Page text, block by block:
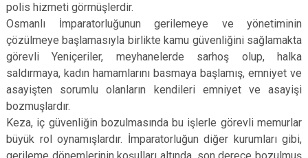
polis hizmeti görmüşlerdir.
Osmanlı İmparatorluğunun gerilemeye ve yönetiminin
çözülmeye başlamasıyla birlikte kamu güvenliğini sağlamakta
görevli Yeniçeriler, meyhanelerde sarhoş olup, halka
saldırmaya, kadın hamamlarını basmaya başlamış, emniyet ve
asayişten sorumlu olanların kendileri emniyet ve asayişi
bozmuşlardır.
Keza, iç güvenliğin bozulmasında bu işlerle görevli memurlar
büyük rol oynamışlardır. İmparatorluğun diğer kurumları gibi,